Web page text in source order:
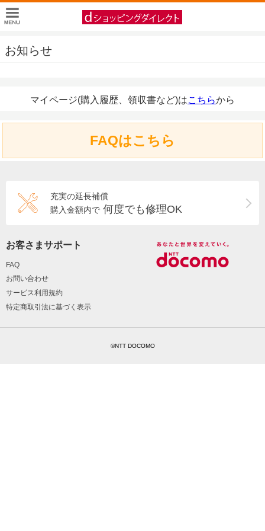
お知らせ
マイページ(購入履歴、領収書など)はこちらから
FAQはこちら
充実の延長補償
購入金額内で 何度でも修理OK
お客さまサポート
FAQ
お問い合わせ
サービス利用規約
特定商取引法に基づく表示
©NTT DOCOMO